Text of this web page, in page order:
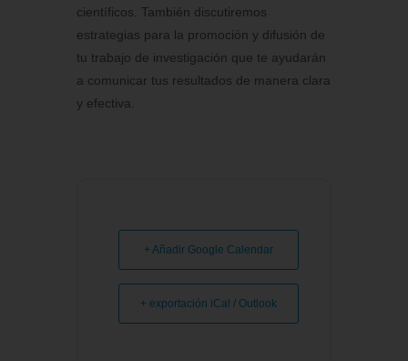
científicos. También discutiremos
estrategias para la promoción y difusión de
tu trabajo de investigación que te ayudarán
a comunicar tus resultados de manera clara
y efectiva.
+ Añadir Google Calendar
+ exportación iCal / Outlook